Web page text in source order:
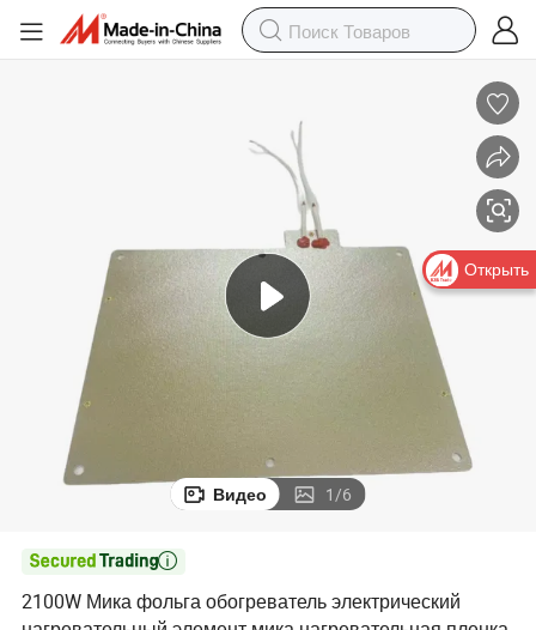
Видео 1/6

2100W Мика фольга обогреватель электрический
Открыть